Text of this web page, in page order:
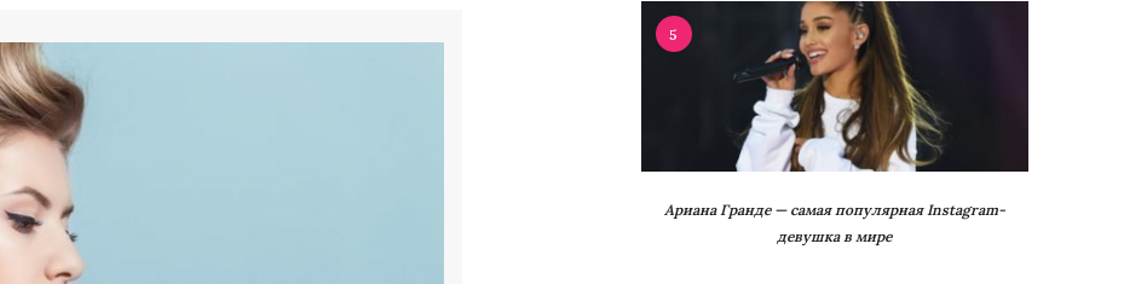
5
Ариана Гранде — самая популярная Instagram-
девушка в мире